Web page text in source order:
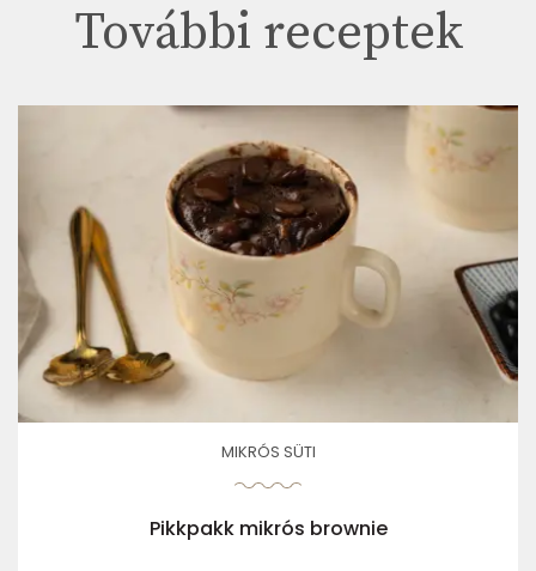
További receptek
MIKRÓS SÜTI
Pikkpakk mikrós brownie